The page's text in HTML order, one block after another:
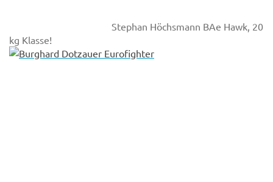
Stephan Höchsmann BAe Hawk, 20
kg Klasse!